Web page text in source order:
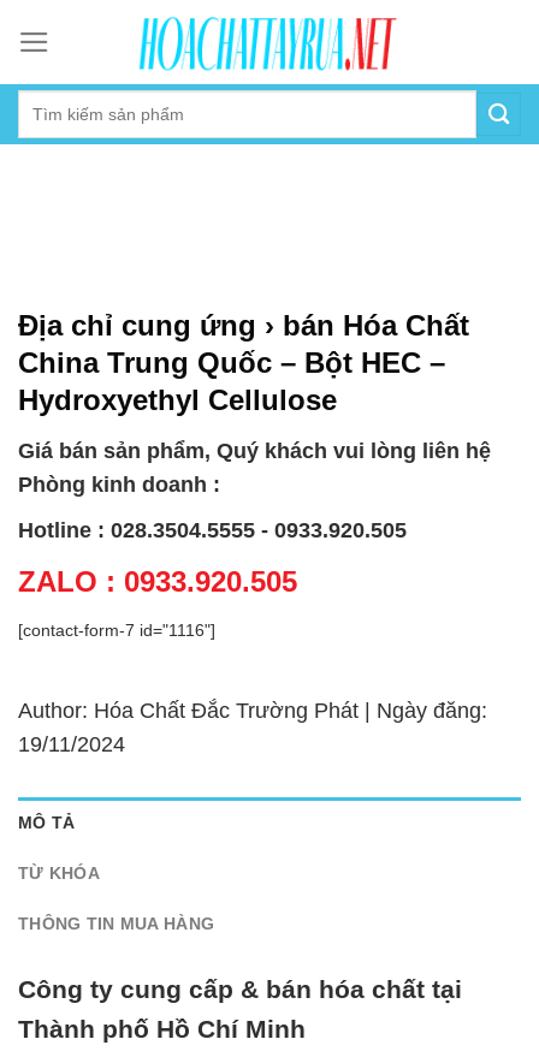
content
Địa chỉ cung ứng › bán Hóa Chất
China Trung Quốc – Bột HEC –
Hydroxyethyl Cellulose
Giá bán sản phẩm, Quý khách vui lòng liên hệ
Phòng kinh doanh :
Hotline : 028.3504.5555 - 0933.920.505
ZALO : 0933.920.505
[contact-form-7 id="1116"]
Author: Hóa Chất Đắc Trường Phát | Ngày đăng:
19/11/2024
MÔ TẢ
TỪ KHÓA
THÔNG TIN MUA HÀNG
Công ty cung cấp & bán hóa chất tại
Thành phố Hồ Chí Minh